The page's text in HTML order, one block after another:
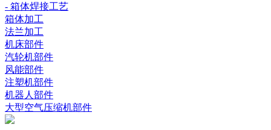
- 箱体焊接工艺
箱体加工
法兰加工
机床部件
汽轮机部件
风能部件
注塑机部件
机器人部件
大型空气压缩机部件